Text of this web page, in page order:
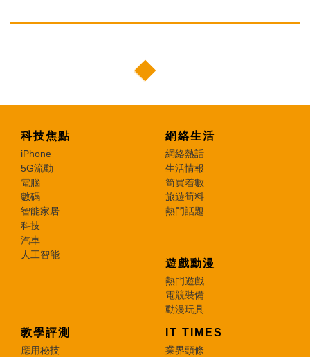
科技焦點
iPhone
5G流動
電腦
數碼
智能家居
科技
汽車
人工智能
網絡生活
網絡熱話
生活情報
筍買着數
旅遊筍料
熱門話題
遊戲動漫
熱門遊戲
電競裝備
動漫玩具
教學評測
應用秘技
IT TIMES
業界頭條